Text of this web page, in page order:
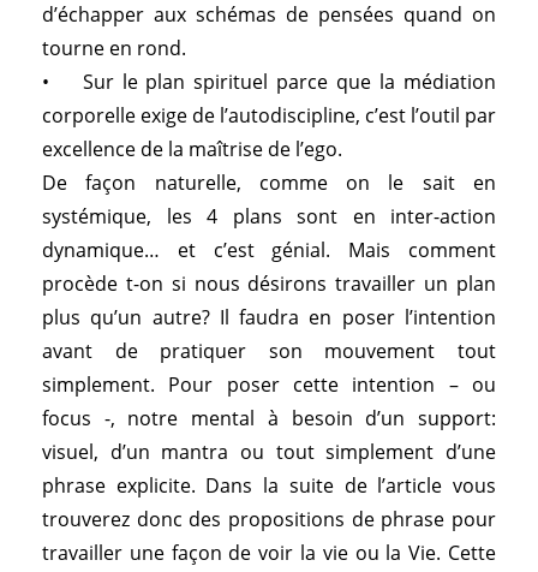
d’échapper aux schémas de pensées quand on
tourne en rond.
• Sur le plan spirituel parce que la médiation
corporelle exige de l’autodiscipline, c’est l’outil par
excellence de la maîtrise de l’ego.
De façon naturelle, comme on le sait en
systémique, les 4 plans sont en inter-action
dynamique… et c’est génial. Mais comment
procède t-on si nous désirons travailler un plan
plus qu’un autre? Il faudra en poser l’intention
avant de pratiquer son mouvement tout
simplement. Pour poser cette intention – ou
focus -, notre mental à besoin d’un support:
visuel, d’un mantra ou tout simplement d’une
phrase explicite. Dans la suite de l’article vous
trouverez donc des propositions de phrase pour
travailler une façon de voir la vie ou la Vie. Cette